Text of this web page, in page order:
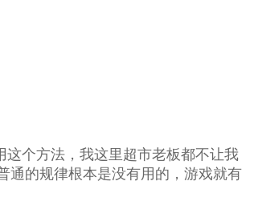
个方法，我这里超市老板都不让我
通的规律根本是没有用的，游戏就有